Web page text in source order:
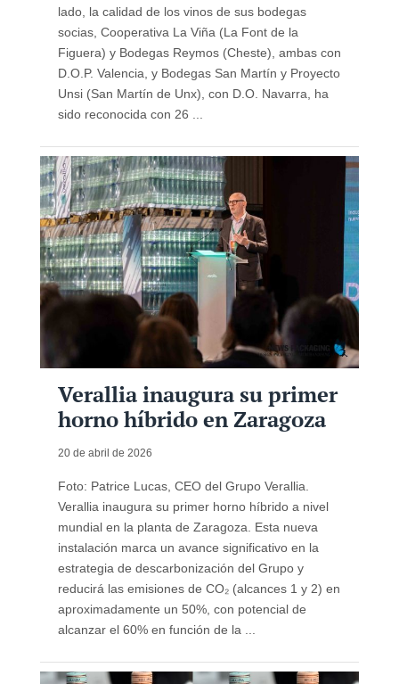
lado, la calidad de los vinos de sus bodegas
socias, Cooperativa La Viña (La Font de la
Figuera) y Bodegas Reymos (Cheste), ambas con
D.O.P. Valencia, y Bodegas San Martín y Proyecto
Unsi (San Martín de Unx), con D.O. Navarra, ha
sido reconocida con 26 ...
Verallia inaugura su primer
horno híbrido en Zaragoza
20 de abril de 2026
Foto: Patrice Lucas, CEO del Grupo Verallia.
Verallia inaugura su primer horno híbrido a nivel
mundial en la planta de Zaragoza. Esta nueva
instalación marca un avance significativo en la
estrategia de descarbonización del Grupo y
reducirá las emisiones de CO₂ (alcances 1 y 2) en
aproximadamente un 50%, con potencial de
alcanzar el 60% en función de la ...